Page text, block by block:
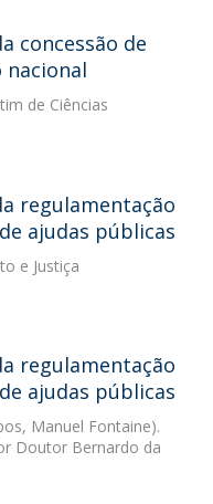
concessão de
nacional
de Ciências
regulamentação
ajudas públicas
e Justiça
regulamentação
ajudas públicas
Manuel Fontaine).
Doutor Bernardo da